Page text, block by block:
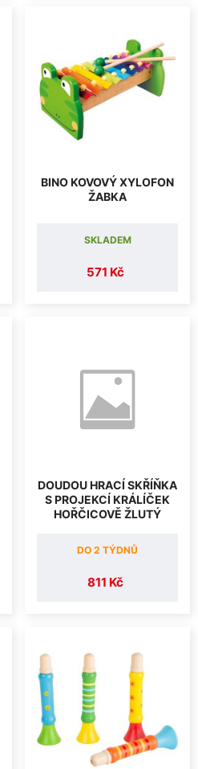
BINO KOVOVÝ XYLOFON
ŽABKA
571 Kč
SKLADEM
DOUDOU HRACÍ SKŘÍŇKA
S PROJEKCÍ KRÁLÍČEK
HOŘČICOVĚ ŽLUTÝ
811 Kč
DO 2 TÝDNŮ